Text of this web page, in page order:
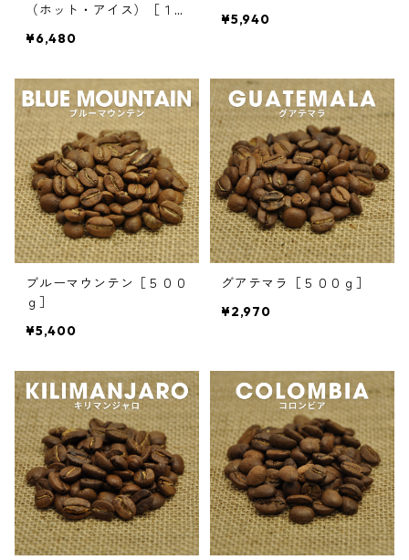
（ホット・アイス）［１ｋ
¥6,480
¥5,940
ブルーマウンテン［５００
ｇ］
¥5,400
グアテマラ［５００ｇ］
¥2,970